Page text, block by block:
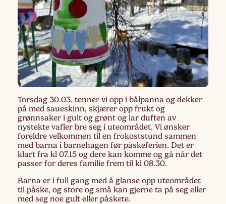
Torsdag 30.03. tenner vi opp i bålpanna og dekker
på med saueskinn, skjærer opp frukt og
grønnsaker i gult og grønt og lar duften av
nystekte vafler bre seg i uteområdet. Vi ønsker
foreldre velkommen til en frokoststund sammen
med barna i barnehagen før påskeferien. Det er
klart fra kl 07.15 og dere kan komme og gå når det
passer for deres familie frem til kl 08.30.
Barna er i full gang med å glanse opp uteområdet
til påske, og store og små kan gjerne ta på seg eller
med seg noe gult eller påskete.